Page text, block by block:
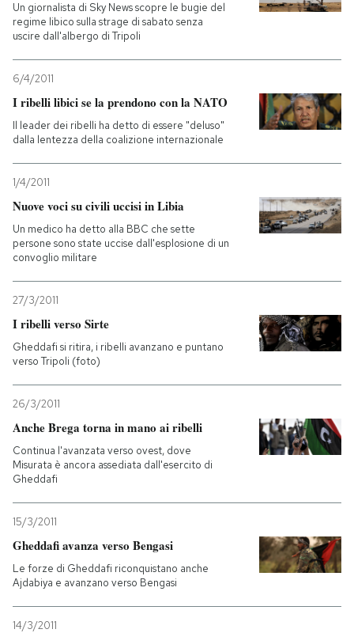
Un giornalista di Sky News scopre le bugie del
regime libico sulla strage di sabato senza
uscire dall'albergo di Tripoli
6/4/2011
I ribelli libici se la prendono con la NATO
Il leader dei ribelli ha detto di essere "deluso"
dalla lentezza della coalizione internazionale
1/4/2011
Nuove voci su civili uccisi in Libia
Un medico ha detto alla BBC che sette
persone sono state uccise dall'esplosione di un
convoglio militare
27/3/2011
I ribelli verso Sirte
Gheddafi si ritira, i ribelli avanzano e puntano
verso Tripoli (foto)
26/3/2011
Anche Brega torna in mano ai ribelli
Continua l'avanzata verso ovest, dove
Misurata è ancora assediata dall'esercito di
Gheddafi
15/3/2011
Gheddafi avanza verso Bengasi
Le forze di Gheddafi riconquistano anche
Ajdabiya e avanzano verso Bengasi
14/3/2011